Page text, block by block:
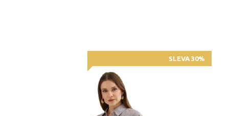
SLEVA 30%